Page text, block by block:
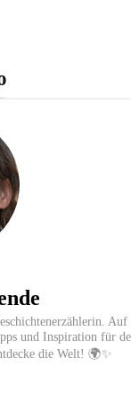
Group gehen
ein
Seite / Fünf
und
Auf
und Inspiration für
die Welt! 🌍✨